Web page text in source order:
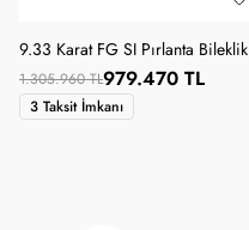
9.33 Karat FG SI Pırlanta Bileklik
1.305.960 TL979.470 TL
3 Taksit İmkanı